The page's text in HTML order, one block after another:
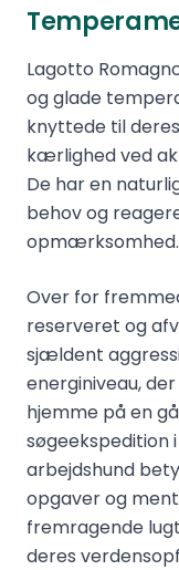
Lagotto
og glade
knyttede til
kærlighed ved
De har en
behov og
opmærksomhed.
Over for
reserveret og
sjældent
energiniveau,
hjemme på en
søgeekspedition
arbejdshund
opgaver og
fremragende
deres